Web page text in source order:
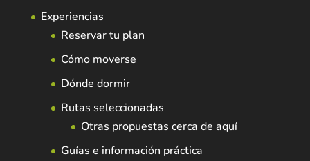
Experiencias
Reservar tu plan
Cómo moverse
Dónde dormir
Rutas seleccionadas
Otras propuestas cerca de aquí
Guías e información práctica